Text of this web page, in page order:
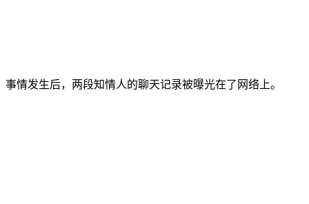
事情发生后，两段知情人的聊天记录被曝光在了网络上。